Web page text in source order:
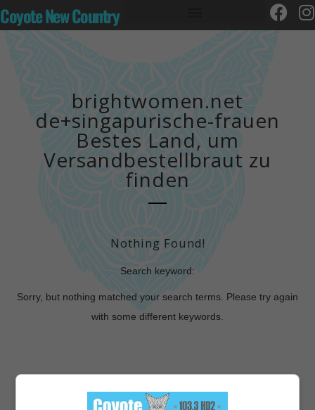
Coyote New Country
brightwomen.net
de+singapurische-frauen
Bestes Land, um
Versandbestellbraut zu
finden
Nothing Found!
Search keyword:
Sorry, but nothing matched your search terms. Please try again
with some different keywords.